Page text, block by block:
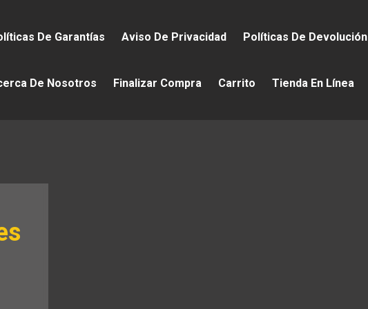
De Garantías Aviso De Privacidad Políticas De Devolución
De Nosotros Finalizar Compra Carrito Tienda En Línea